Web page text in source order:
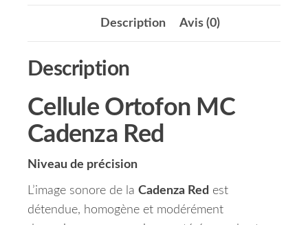
Description Avis (0)
Description
Cellule Ortofon MC
Cadenza Red
Niveau de précision
L’image sonore de la Cadenza Red est
détendue, homogène et modérément